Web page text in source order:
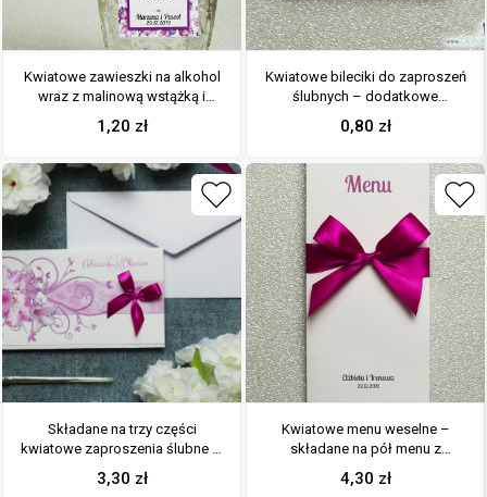
Kwiatowe zawieszki na alkohol
wraz z malinową wstążką i
prostokątnym motywem
kwiatów rododendronu
1,20 zł
Kwiatowe bileciki do zaproszeń
ślubnych – dodatkowe
karteczki władane do
zaproszeń z kwiatami
0,80 zł
Składane na trzy części
kwiatowe zaproszenia ślubne w
formacie DL. Kwiaty –
rododendron (różanecznik,
3,30 zł
Kwiatowe menu weselne –
składane na pół menu z
kwiatami rododendronu oraz
malinową wstążką
4,30 zł